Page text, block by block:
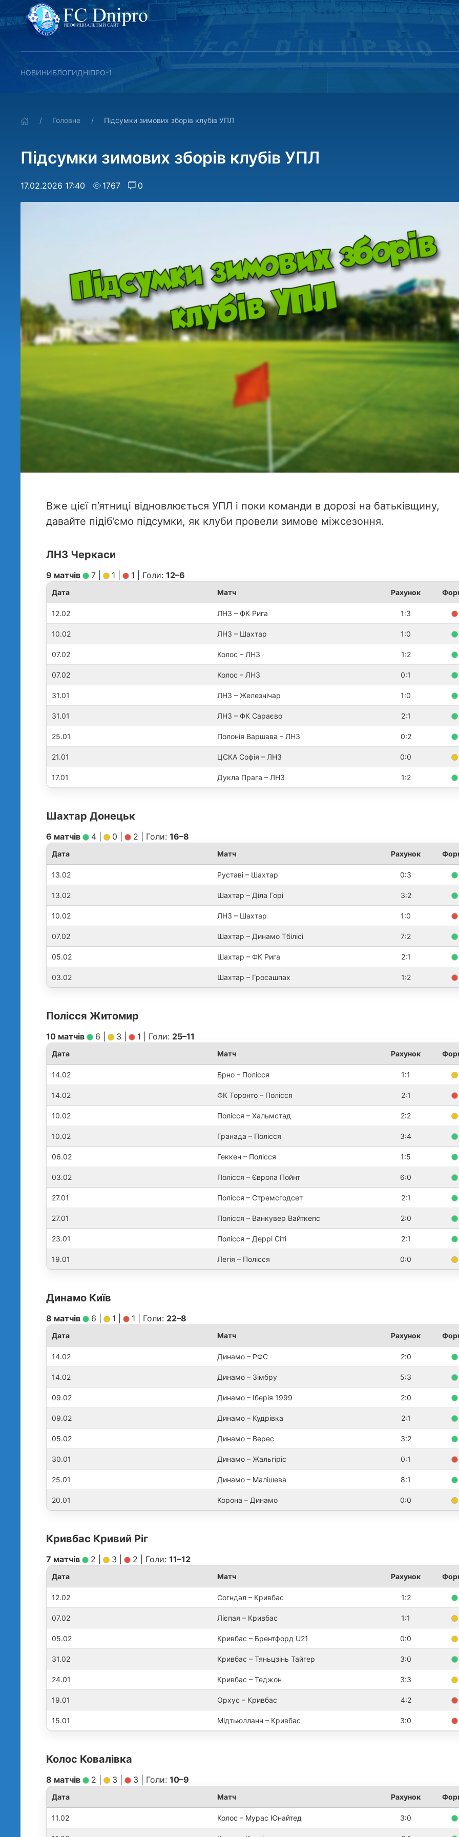
НОВИНИБЛОГИДНІПРО-1
Головне Підсумки зимових зборів клубів УПЛ
Підсумки зимових зборів клубів УПЛ
17.02.2026 17:40 1767 0
Вже цієї п’ятниці відновлюється УПЛ і поки команди в дорозі на батьківщину,
давайте підіб’ємо підсумки, як клуби провели зимове міжсезоння.
ЛНЗ Черкаси
9 матчів 7 1 1 Голи: 12–6
Дата Матч Рахунок
12.02 ЛНЗ – ФК Рига 1:3
10.02 ЛНЗ – Шахтар 1:0
07.02 Колос – ЛНЗ 1:2
07.02 Колос – ЛНЗ 0:1
31.01 ЛНЗ – Железнічар 1:0
31.01 ЛНЗ – ФК Сараєво 2:1
25.01 Полонія Варшава – ЛНЗ 0:2
21.01 ЦСКА Софія – ЛНЗ 0:0
17.01 Дукла Прага – ЛНЗ 1:2
Шахтар Донецьк
6 матчів 4 0 2 Голи: 16–8
Дата Матч Рахунок
13.02 Руставі – Шахтар 0:3
13.02 Шахтар – Діла Горі 3:2
10.02 ЛНЗ – Шахтар 1:0
07.02 Шахтар – Динамо Тбілісі 7:2
05.02 Шахтар – ФК Рига 2:1
03.02 Шахтар – Гросашпах 1:2
Полісся Житомир
10 матчів 6 3 1 Голи: 25–11
Дата Матч Рахунок
14.02 Брно – Полісся 1:1
14.02 ФК Торонто – Полісся 2:1
10.02 Полісся – Хальмстад 2:2
10.02 Гранада – Полісся 3:4
06.02 Геккен – Полісся 1:5
03.02 Полісся – Європа Пойнт 6:0
27.01 Полісся – Стремсгодсет 2:1
27.01 Полісся – Ванкувер Вайткепс 2:0
23.01 Полісся – Деррі Сіті 2:1
19.01 Легія – Полісся 0:0
Динамо Київ
8 матчів 6 1 1 Голи: 22–8
Дата Матч Рахунок
14.02 Динамо – РФС 2:0
14.02 Динамо – Зімбру 5:3
09.02 Динамо – Іберія 1999 2:0
09.02 Динамо – Кудрівка 2:1
05.02 Динамо – Верес 3:2
30.01 Динамо – Жальгіріс 0:1
25.01 Динамо – Малішева 8:1
20.01 Корона – Динамо 0:0
Кривбас Кривий Ріг
7 матчів 2 3 2 Голи: 11–12
Дата Матч Рахунок
12.02 Согндал – Кривбас 1:2
07.02 Лієпая – Кривбас 1:1
05.02 Кривбас – Брентфорд U21 0:0
31.02 Кривбас – Тяньцзінь Тайгер 3:0
24.01 Кривбас – Теджон 3:3
19.01 Орхус – Кривбас 4:2
15.01 Мідтьюлланн – Кривбас 3:0
Колос Ковалівка
8 матчів 2 3 3 Голи: 10–9
Дата Матч Рахунок
11.02 Колос – Мурас Юнайтед 3:0